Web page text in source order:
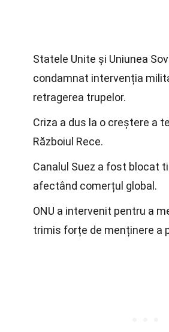
Statele Unite și Uniunea
condamnat intervenția
retragerea trupelor.
Criza a dus la o creștere a
Războiul Rece.
Canalul Suez a fost blocat
afectând comerțul global.
ONU a intervenit pentru a
trimis forțe de menținere a